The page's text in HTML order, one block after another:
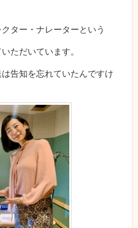
ター・ナレーターという
ただいています。
告知を忘れていたんですけ